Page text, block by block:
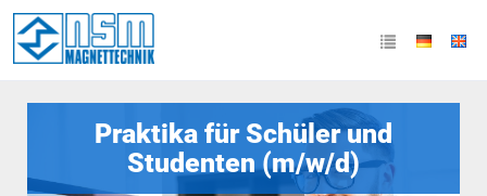
Praktika für Schüler und
Studenten (m/w/d)